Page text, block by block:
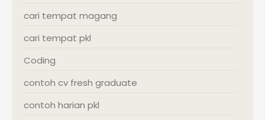
cari tempat magang
cari tempat pkl
Coding
contoh cv fresh graduate
contoh harian pkl